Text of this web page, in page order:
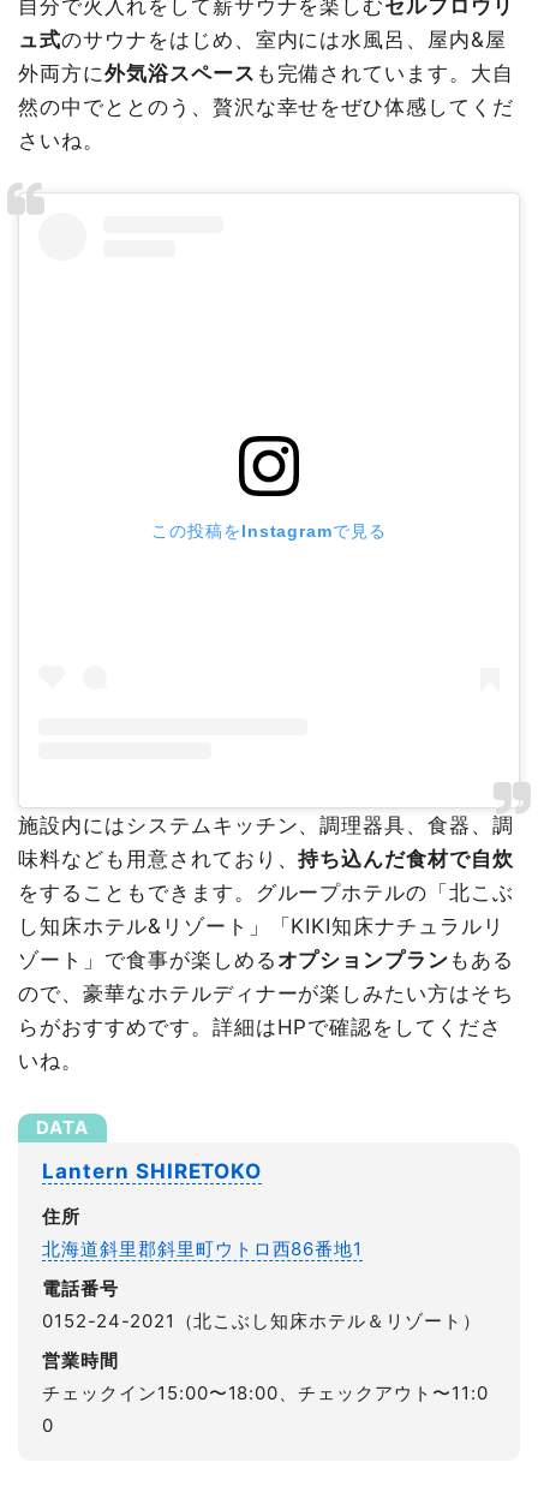
自分で火入れをして薪サウナを楽しむセルフロウリ
ュ式のサウナをはじめ、室内には水風呂、屋内&屋
外両方に外気浴スペース も完備されています。大自
然の中でととのう、贅沢な幸せをぜひ体感してくだ
さいね。
この投稿をInstagramで見る
施設内にはシステムキッチン、調理器具、食器、調
味料なども用意されており、持ち込んだ食材で自炊
をすることもできます。グループホテルの「北こぶ
し知床ホテル&リゾート」「KIKI知床ナチュラルリ
ゾート」で食事が楽しめる オプションプラン もある
ので、豪華なホテルディナーが楽しみたい方はそち
らがおすすめです。詳細はHPで確認をしてくださ
いね。
Lantern SHIRETOKO
住所
北海道斜里郡斜里町ウトロ西86番地1
電話番号
0152-24-2021（北こぶし知床ホテル＆リゾート）
営業時間
チェックイン15:00〜18:00、チェックアウト〜11:0
0